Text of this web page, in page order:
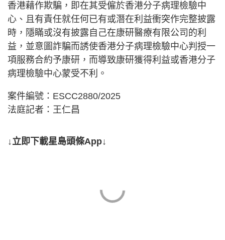
香港藉作欺騙，即在其受僱於香港分子病理檢驗中
心、且有責任就任何已有或潛在利益衝突作完整披露
時，隱瞞或沒有披露自己在康研醫療有限公司的利
益，並意圖詐騙而誘使香港分子病理檢驗中心判授一
項服務合約予康研，而導致康研獲得利益或香港分子
病理檢驗中心蒙受不利。
案件編號：ESCC2880/2025
法庭記者：王仁昌
↓立即下載星島頭條App↓